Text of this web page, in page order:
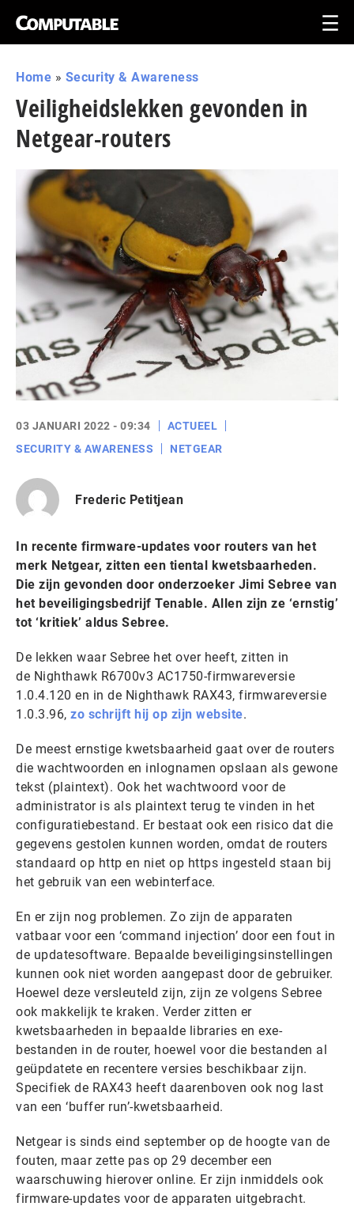
Home » Security & Awareness
Veiligheidslekken gevonden in
Netgear-routers
03 JANUARI 2022 - 09:34
ACTUEEL
SECURITY & AWARENESS
NETGEAR
Frederic Petitjean
In recente firmware-updates voor routers van het
merk Netgear, zitten een tiental kwetsbaarheden.
Die zijn gevonden door onderzoeker Jimi Sebree van
het beveiligingsbedrijf Tenable. Allen zijn ze ‘ernstig’
tot ‘kritiek’ aldus Sebree.
De lekken waar Sebree het over heeft, zitten in
de Nighthawk R6700v3 AC1750-firmwareversie
1.0.4.120 en in de Nighthawk RAX43, firmwareversie
1.0.3.96, zo schrijft hij op zijn website.
De meest ernstige kwetsbaarheid gaat over de routers
die wachtwoorden en inlognamen opslaan als gewone
tekst (plaintext). Ook het wachtwoord voor de
administrator is als plaintext terug te vinden in het
configuratiebestand. Er bestaat ook een risico dat die
gegevens gestolen kunnen worden, omdat de routers
standaard op http en niet op https ingesteld staan bij
het gebruik van een webinterface.
En er zijn nog problemen. Zo zijn de apparaten
vatbaar voor een ‘command injection’ door een fout in
de updatesoftware. Bepaalde beveiligingsinstellingen
kunnen ook niet worden aangepast door de gebruiker.
Hoewel deze versleuteld zijn, zijn ze volgens Sebree
ook makkelijk te kraken. Verder zitten er
kwetsbaarheden in bepaalde libraries en exe-
bestanden in de router, hoewel voor die bestanden al
geüpdatete en recentere versies beschikbaar zijn.
Specifiek de RAX43 heeft daarenboven ook nog last
van een ‘buffer run’-kwetsbaarheid.
Netgear is sinds eind september op de hoogte van de
fouten, maar zette pas op 29 december een
waarschuwing hierover online. Er zijn inmiddels ook
firmware-updates voor de apparaten uitgebracht.